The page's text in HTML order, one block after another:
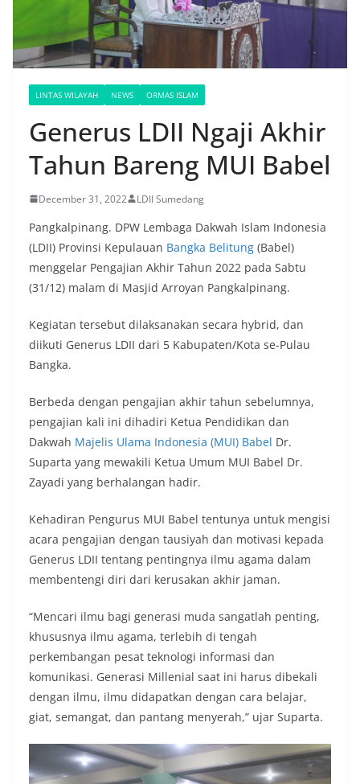
LINTAS WILAYAH NEWS ORMAS ISLAM
Generus LDII Ngaji Akhir
Tahun Bareng MUI Babel
December 31, 2022 LDII Sumedang
Pangkalpinang. DPW Lembaga Dakwah Islam Indonesia
(LDII) Provinsi Kepulauan Bangka Belitung (Babel)
menggelar Pengajian Akhir Tahun 2022 pada Sabtu
(31/12) malam di Masjid Arroyan Pangkalpinang.
Kegiatan tersebut dilaksanakan secara hybrid, dan
diikuti Generus LDII dari 5 Kabupaten/Kota se-Pulau
Bangka.
Berbeda dengan pengajian akhir tahun sebelumnya,
pengajian kali ini dihadiri Ketua Pendidikan dan
Dakwah Majelis Ulama Indonesia (MUI) Babel Dr.
Suparta yang mewakili Ketua Umum MUI Babel Dr.
Zayadi yang berhalangan hadir.
Kehadiran Pengurus MUI Babel tentunya untuk mengisi
acara pengajian dengan tausiyah dan motivasi kepada
Generus LDII tentang pentingnya ilmu agama dalam
membentengi diri dari kerusakan akhir jaman.
“Mencari ilmu bagi generasi muda sangatlah penting,
khususnya ilmu agama, terlebih di tengah
perkembangan pesat teknologi informasi dan
komunikasi. Generasi Millenial saat ini harus dibekali
dengan ilmu, ilmu didapatkan dengan cara belajar,
giat, semangat, dan pantang menyerah,” ujar Suparta.